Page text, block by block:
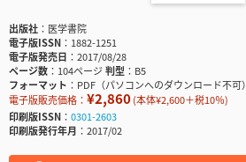
出版社
医学書院
電子版ISSN
1882-1251
電子版発売日
2017/08/28
ページ数
104ページ判型
B5
フォーマット
PDF（パソコンへのダウンロード不可）
電子版販売価格： ¥2,860(本体¥2,600＋税10％)
印刷版ISSN
0301-2603
印刷版発行年月
2017/02